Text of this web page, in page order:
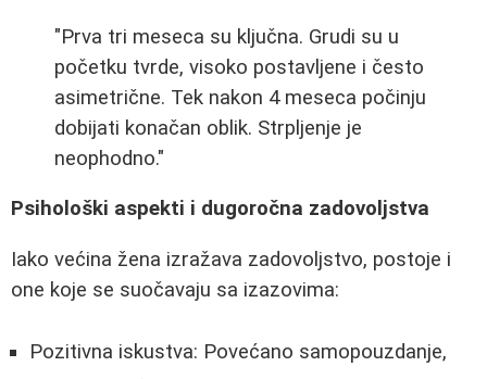
"Prva tri meseca su ključna. Grudi su u
početku tvrde, visoko postavljene i često
asimetrične. Tek nakon 4 meseca počinju
dobijati konačan oblik. Strpljenje je
neophodno."
Psihološki aspekti i dugoročna zadovoljstva
Iako većina žena izražava zadovoljstvo, postoje i
one koje se suočavaju sa izazovima:
Pozitivna iskustva: Povećano samopouzdanje,